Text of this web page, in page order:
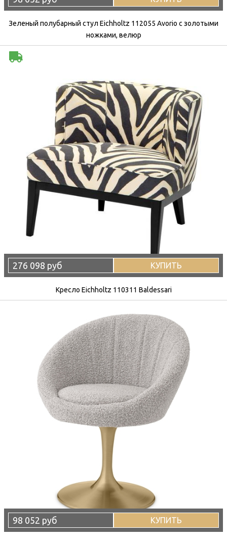
Зеленый полубарный стул Eichholtz 112055 Avorio с золотыми
ножками, велюр
276 098 руб КУПИТЬ
Кресло Eichholtz 110311 Baldessari
98 052 руб КУПИТЬ